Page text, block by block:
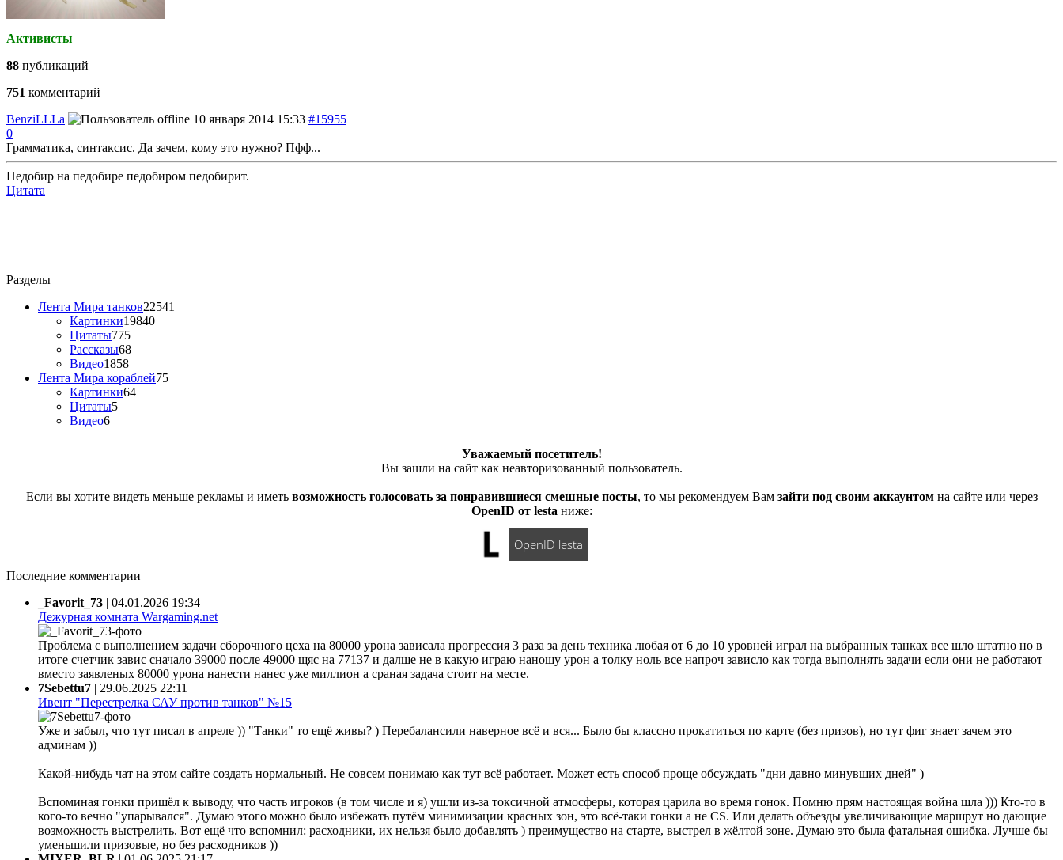
Активисты
88 публикаций
751 комментарий
BenziLLLa
10 января 2014 15:33 #15955
0
Грамматика, синтаксис. Да зачем, кому это нужно? Пфф...
Педобир на педобире педобиром педобирит.
Цитата
Разделы
Лента Мира танков22541
Картинки19840
Цитаты775
Рассказы68
Видео1858
Лента Мира кораблей75
Картинки64
Цитаты5
Видео6
Уважаемый посетитель!
Вы зашли на сайт как неавторизованный пользователь.
Если вы хотите видеть меньше рекламы и иметь возможность голосовать за понравившиеся смешные посты, то мы рекомендуем Вам зайти под своим аккаунтомна сайте или через
OpenID от lesta ниже:
OpenID lesta
Последние комментарии
_Favorit_73 | 04.01.2026 19:34
Дежурная комната Wargaming.net
Проблема с выполнением задачи сборочного цеха на 80000 урона зависала прогрессия 3 раза за день техника любая от 6 до 10 уровней играл на выбранных танках все шло штатно но в
итоге счетчик завис сначало 39000 после 49000 щяс на 77137 и далше не в какую играю наношу урон а толку ноль все напроч зависло как тогда выполнять задачи если они не работают
вместо заявленых 80000 урона нанести нанес уже миллион а сраная задача стоит на месте.
7Sebettu7 | 29.06.2025 22:11
Ивент "Перестрелка САУ против танков" №15
Уже и забыл, что тут писал в апреле )) "Танки" то ещё живы? ) Перебалансили наверное всё и вся... Было бы классно прокатиться по карте (без призов), но тут фиг знает зачем это
админам ))
Какой-нибудь чат на этом сайте создать нормальный. Не совсем понимаю как тут всё работает. Может есть способ проще обсуждать "дни давно минувших дней" )
Вспоминая гонки пришёл к выводу, что часть игроков (в том числе и я) ушли из-за токсичной атмосферы, которая царила во время гонок. Помню прям настоящая война шла ))) Кто-то в
кого-то вечно "упарывался". Думаю этого можно было избежать путём минимизации красных зон, это всё-таки гонки а не CS. Или делать объезды увеличивающие маршрут но дающие
возможность выстрелить. Вот ещё что вспомнил: расходники, их нельзя было добавлять ) преимущество на старте, выстрел в жёлтой зоне. Думаю это была фатальная ошибка. Лучше бы
уменьшили призовые, но без расходников ))